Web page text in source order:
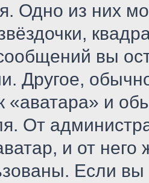
Одно из них
вы
Другое,
«аватара» и
От
и от него
Если